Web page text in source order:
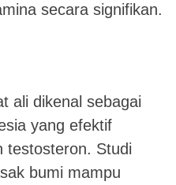
secara signifikan.
ali dikenal sebagai
yang efektif
testosteron. Studi
bumi mampu